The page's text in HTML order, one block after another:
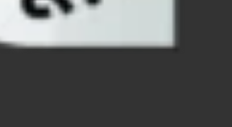
Kashi Tamil Sangamm: भारत सरकार भाषाई
Ayushman Yojana: मुख्यमंत्री ने 142 नवनियुक्त